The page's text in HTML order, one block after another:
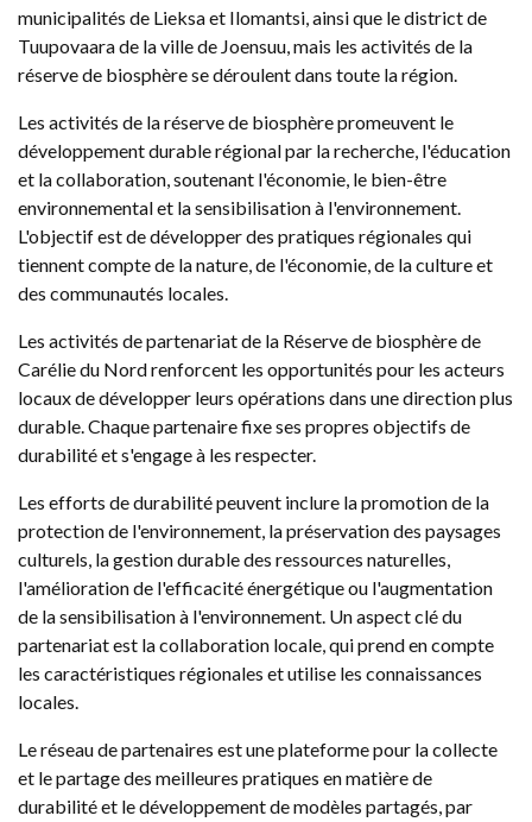
municipalités de Lieksa et Ilomantsi, ainsi que le district de
Tuupovaara de la ville de Joensuu, mais les activités de la
réserve de biosphère se déroulent dans toute la région.
Les activités de la réserve de biosphère promeuvent le
développement durable régional par la recherche, l'éducation
et la collaboration, soutenant l'économie, le bien-être
environnemental et la sensibilisation à l'environnement.
L'objectif est de développer des pratiques régionales qui
tiennent compte de la nature, de l'économie, de la culture et
des communautés locales.
Les activités de partenariat de la Réserve de biosphère de
Carélie du Nord renforcent les opportunités pour les acteurs
locaux de développer leurs opérations dans une direction plus
durable. Chaque partenaire fixe ses propres objectifs de
durabilité et s'engage à les respecter.
Les efforts de durabilité peuvent inclure la promotion de la
protection de l'environnement, la préservation des paysages
culturels, la gestion durable des ressources naturelles,
l'amélioration de l'efficacité énergétique ou l'augmentation
de la sensibilisation à l'environnement. Un aspect clé du
partenariat est la collaboration locale, qui prend en compte
les caractéristiques régionales et utilise les connaissances
locales.
Le réseau de partenaires est une plateforme pour la collecte
et le partage des meilleures pratiques en matière de
durabilité et le développement de modèles partagés, par